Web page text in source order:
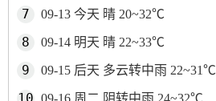
09-13 今天 晴 20~32℃
09-14 明天 晴 22~33℃
09-15 后天 多云转中雨 22~31℃
09-16 周二 阴转中雨 24~32℃